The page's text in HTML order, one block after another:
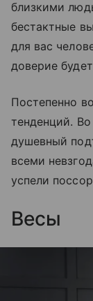
близкими
бестактные
для вас
доверие
Постепенно
тенденций.
душевный
всеми
успели
Весы